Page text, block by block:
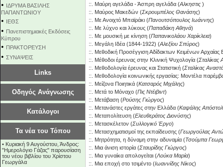
• ΙΔΡΥΜΑ ΒΑΣΙΛΗΣ
ΠΑΠΑΝΤΩΝΙΟΥ
• ΙΕΘΣ
• Πανεπιστημιακές Εκδόσεις
Κύπρου
• ΠΡΑΚΤΟΡΕΥΣΗ
• ΣΥΝΑΨΕΙΣ
Links
Οδηγός Ανάγνωσης
Κατάλογοι
Τα νέα του Τόπου
• Κυριακή 9 Αυγούστου, Άνδρος:
"Ημερολόγιο Γάζας" παρουσίαση
του νέου βιβλίου του Χρίστου
Γεωργάλα
::. Μαύρη αγελάδα - Άσπρη αγελάδα (Αλκηστις )
::. Μαύρος Μακεδών (Σκρουμπέλος Θανάσης)
::. Με Ανοιχτό Μπαϊράκι (Πανουτσόπουλος Ιωάννης)
::. Με λύχνο και λύκους (Παπαδάκη Αθηνά)
::. Με μουσική με κίνηση (Παπανικολάου Χαρίκλεια)
::. Μεγάλη Ιδέα (1844-1922) (Αλεξίου Σπύρος)
::. Μεθοδική Προσέγγιση Αδίδακτων Κειμένων
::. Μέθοδοι έρευνας στην Κλινική Ψυχολογία (Σταλίκας
::. Μεθοδολογία έρευνας και Στατιστική (Σταλίκας
::. Μεθοδολογία κοινωνικής εργασίας: Μοντέλα
::. Μείζονα Ποιητικά (Κατσαρός Μιχάλης)
::. Μετά το Μόναχο (Πις Ντέιβιντ)
::. Μετάβαση (Ρούσης Γιώργος)
::. Μετανάστες εργάτες στην Ελλάδα (Καψάλης
::. Μεταπολίτευση (Ελευθεράτος Διονύσης)
::. Μετασκέλετον (Συλλογικό Έργο)
::. Μετασχηματισμοί της εκπαίδευσης (Γεωργούλας
::. Μητρότητα, η δύναμη στην αδυναμία (Τσούμπα
::. Μια άνιση ιστορία (Σταυρίδης Γιώργος)
::. Μια γυναίκα απολογείται (Λούκα Μαρία)
::. Μια εποχή στο τσιμέντο (Ιωαννίδης Νίκος)